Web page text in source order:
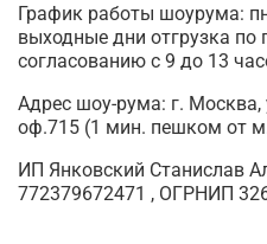
График работы шоурума:
выходные дни отгрузка по
согласованию с 9 до 13
Адрес шоу-рума: г.
оф.715 (1 мин. пешком от
ИП Янковский Станислав
772379672471 , ОГРНИП